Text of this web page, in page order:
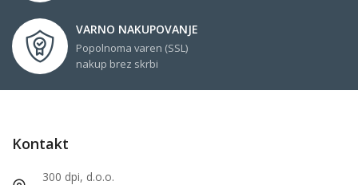
VARNO NAKUPOVANJE
Popolnoma varen (SSL)
nakup brez skrbi
Kontakt
300 dpi, d.o.o.